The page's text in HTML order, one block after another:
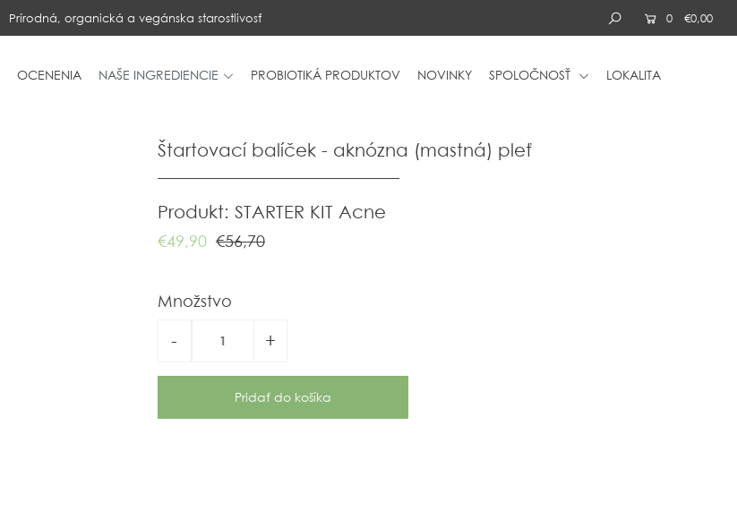
Prírodná, organická a vegánska starostlivosť 0 €0,00
OCENENIA NAŠE INGREDIENCIE PROBIOTIKÁ PRODUKTOV NOVINKY SPOLOČNOSŤ LOKALITA
Štartovací balíček - aknózna (mastná) pleť
Produkt: STARTER KIT Acne
€49,90 €56,70
Množstvo
- +